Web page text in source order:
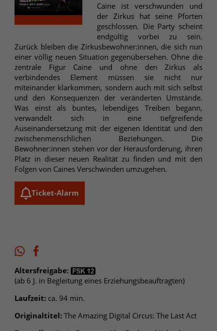
Caine ist verschwunden und
der Zirkus hat seine Pforten
geschlossen. Die Party scheint
endgültig vorbei zu sein.
Zurück bleiben die Zirkusbewohner:innen, die sich nun
einer völlig neuen Situation gegenübersehen. Ohne die
zentrale Figur Caine und ohne den Zirkus als
verbindendes Element müssen sie nicht nur
miteinander klarkommen, sondern auch mit sich selbst
und den Konsequenzen der veränderten Umstände.
Was einst als buntes, lebendiges Treiben begann,
verwandelt sich in eine tiefgreifende
Auseinandersetzung mit der eigenen Identität und den
zwischenmenschlichen Beziehungen. Die
Bewohner:innen stehen vor der Herausforderung, ihren
Platz in dieser neuen Realität zu finden und mit den
Folgen von Caines Verschwinden umzugehen.
Ticket-Alarm
Altersfreigabe:
(ab 6 J. in Begleitung eines Erziehungsbeauftragten)
Laufzeit: ca. 94 min.
Originaltitel: The Amazing Digital Circus: The Last Act